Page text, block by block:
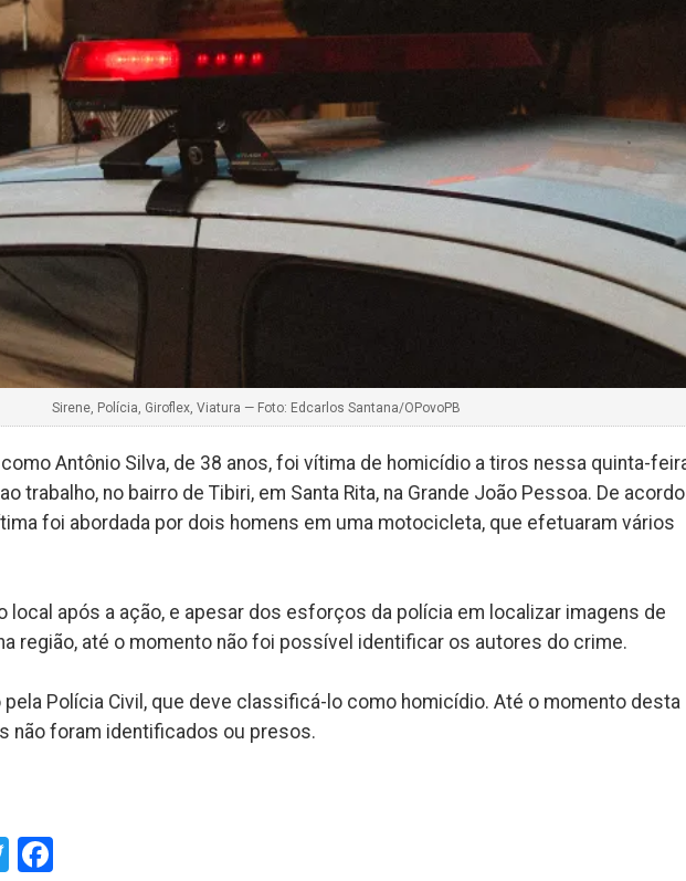
Sirene, Polícia, Giroflex, Viatura — Foto: Edcarlos Santana/OPovoPB
Antônio Silva, de 38 anos, foi vítima de homicídio a tiros nessa quinta-
trabalho, no bairro de Tibiri, em Santa Rita, na Grande João Pessoa. De acordo
foi abordada por dois homens em uma motocicleta, que efetuaram vários
após a ação, e apesar dos esforços da polícia em localizar imagens de
região, até o momento não foi possível identificar os autores do crime.
Polícia Civil, que deve classificá-lo como homicídio. Até o momento desta
não foram identificados ou presos.
Twitter